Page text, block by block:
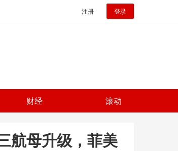
注册 登录
财经 滚动
航母升级，菲美